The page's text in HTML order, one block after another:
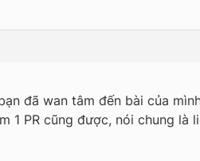
đã wan tâm đến bài của
1 PR cũng được, nói chung